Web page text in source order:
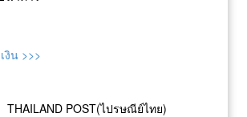
น >>>
THAILAND POST(ไปรษณีย์ไทย)